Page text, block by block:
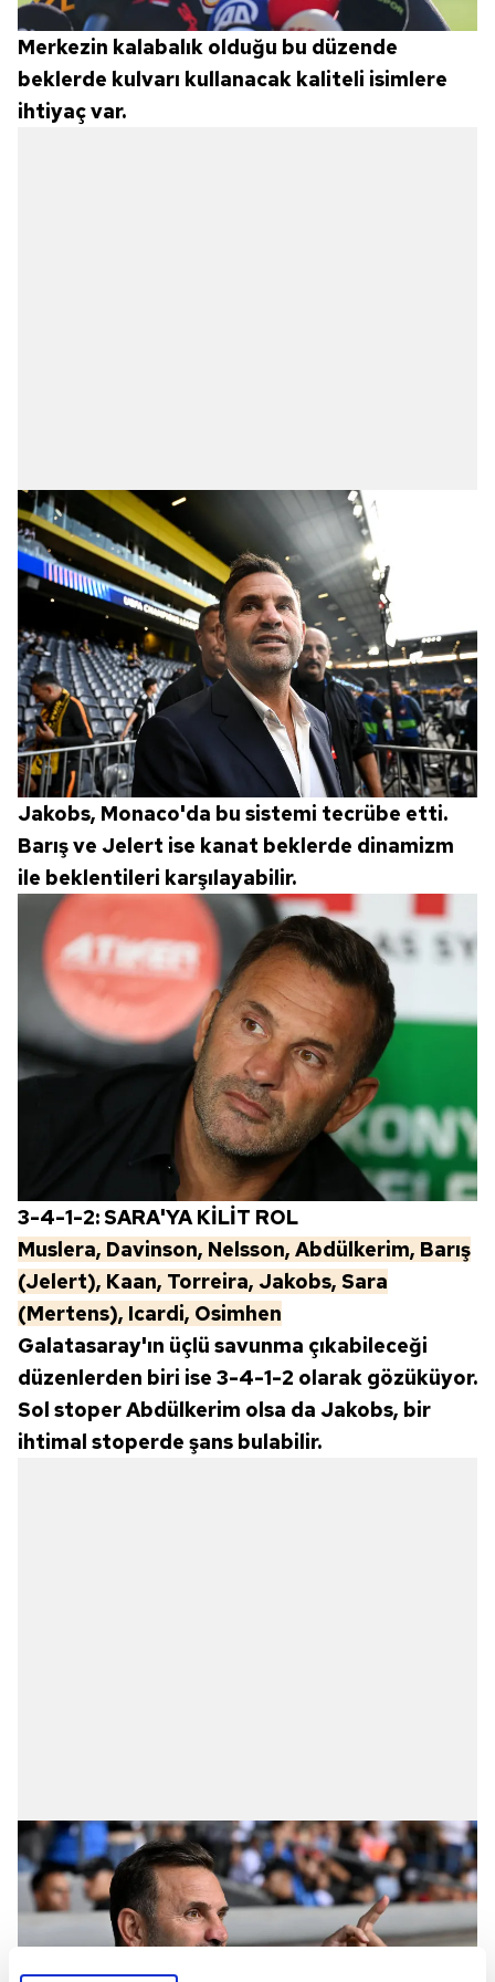
Merkezin kalabalık olduğu bu düzende
beklerde kulvarı kullanacak kaliteli isimlere
ihtiyaç var.
Jakobs, Monaco'da bu sistemi tecrübe etti.
Barış ve Jelert ise kanat beklerde dinamizm
ile beklentileri karşılayabilir.
3-4-1-2: SARA'YA KİLİT ROL
Muslera, Davinson, Nelsson, Abdülkerim, Barış
(Jelert), Kaan, Torreira, Jakobs, Sara
(Mertens), Icardi, Osimhen
Galatasaray'ın üçlü savunma çıkabileceği
düzenlerden biri ise 3-4-1-2 olarak gözüküyor.
Sol stoper Abdülkerim olsa da Jakobs, bir
ihtimal stoperde şans bulabilir.